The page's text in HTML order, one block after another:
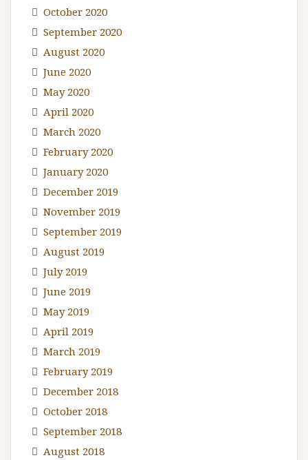
October 2020
September 2020
August 2020
June 2020
May 2020
April 2020
March 2020
February 2020
January 2020
December 2019
November 2019
September 2019
August 2019
July 2019
June 2019
May 2019
April 2019
March 2019
February 2019
December 2018
October 2018
September 2018
August 2018